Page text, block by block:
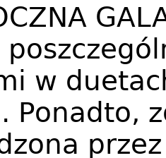
w
Ponadto,